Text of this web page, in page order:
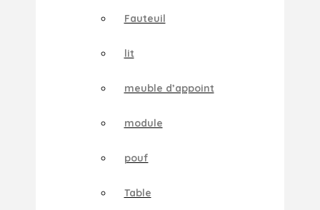
Fauteuil
lit
meuble d’appoint
module
pouf
Table